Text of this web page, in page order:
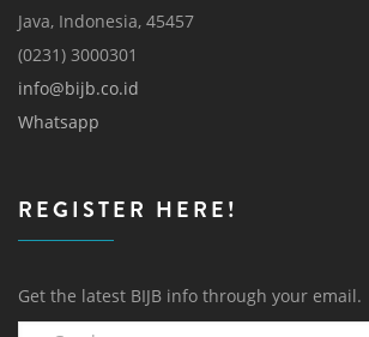
Java, Indonesia, 45457
(0231) 3000301
info@bijb.co.id
Whatsapp
REGISTER HERE!
Get the latest BIJB info through your email.